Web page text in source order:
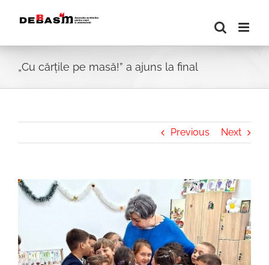
„Cu cărțile pe masă!” a ajuns la final
Previous Next
View
Larger